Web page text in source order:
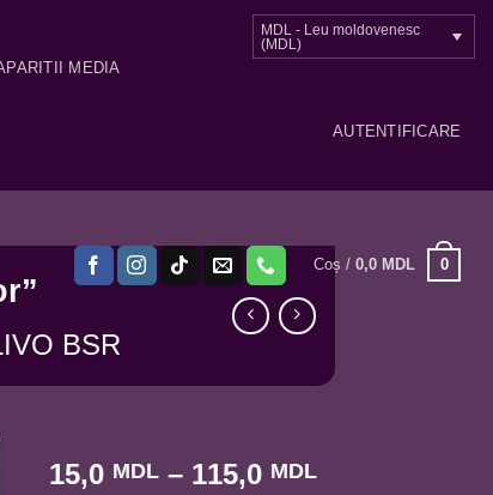
MEDIA
MDL - Leu moldovenesc
(MDL)
AUTENTIFICARE
Coș /0,0 MDL 0
BSR
15,0 MDL – 115,0 MDLInterval